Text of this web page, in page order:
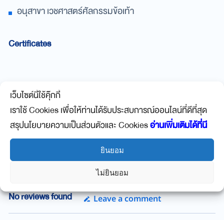
เว็บไซต์นี้ใช้คุ๊กกี้
เราใช้ Cookies เพื่อให้ท่านได้รับประสบการณ์ออนไลน์ที่ดีที่สุด
สรุปนโยบายความเป็นส่วนตัวและ Cookies อ่านเพิ่มเติมได้ที่นี
ยินยอม
ไม่ยินยอม
อนุสาขา เวชศาสตร์ศัลกรรมข้อเท้า
Certificates
Doctor’s Services
No reviews found Leave a comment